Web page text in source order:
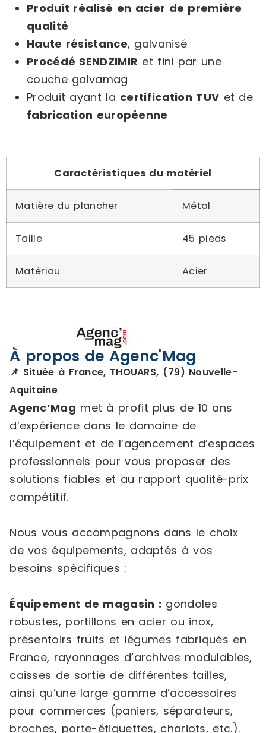
Produit réalisé en acier de première
qualité
Haute résistance, galvanisé
Procédé SENDZIMIR et fini par une
couche galvamag
Produit ayant la certification TUV et de
fabrication européenne
Caractéristiques du matériel
Matière du plancher Métal
Taille 45 pieds
Matériau Acier
À propos de Agenc'Mag
📌 Située à France, THOUARS, (79) Nouvelle-
Aquitaine
Agenc’Mag met à profit plus de 10 ans
d’expérience dans le domaine de
l’équipement et de l’agencement d’espaces
professionnels pour vous proposer des
solutions fiables et au rapport qualité-prix
compétitif.
Nous vous accompagnons dans le choix
de vos équipements, adaptés à vos
besoins spécifiques :
Équipement de magasin : gondoles
robustes, portillons en acier ou inox,
présentoirs fruits et légumes fabriqués en
France, rayonnages d’archives modulables,
caisses de sortie de différentes tailles,
ainsi qu’une large gamme d’accessoires
pour commerces (paniers, séparateurs,
broches, porte-étiquettes, chariots, etc.).